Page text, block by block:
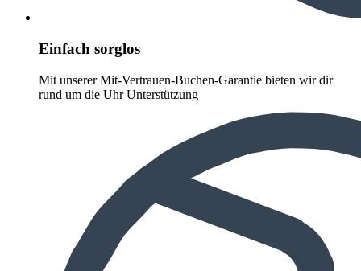
Einfach sorglos
Mit unserer Mit-Vertrauen-Buchen-Garantie bieten wir dir
rund um die Uhr Unterstützung